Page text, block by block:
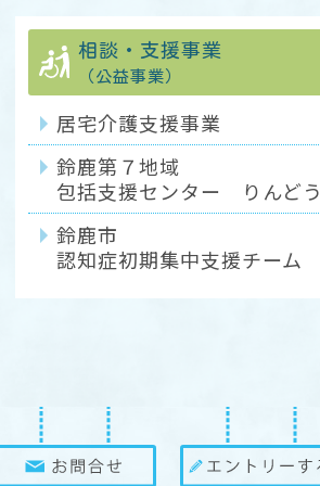
相談・支援事業
（公益事業）
居宅介護支援事業
鈴鹿第７地域
包括支援センター りんどう
鈴鹿市
認知症初期集中支援チーム